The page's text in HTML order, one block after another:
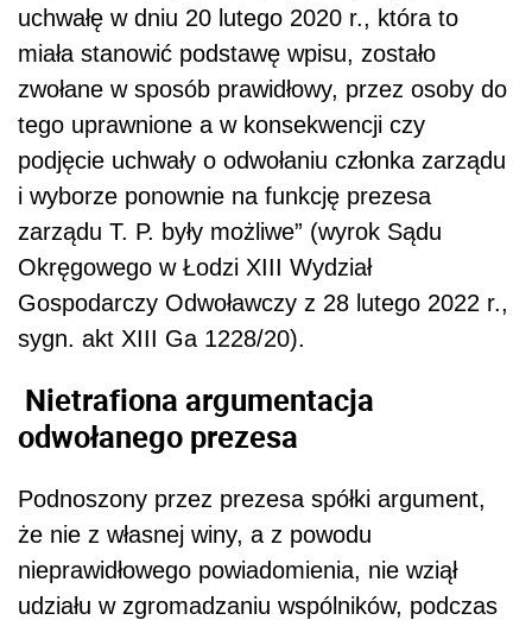
uchwałę w dniu 20 lutego 2020 r., która to
miała stanowić podstawę wpisu, zostało
zwołane w sposób prawidłowy, przez osoby do
tego uprawnione a w konsekwencji czy
podjęcie uchwały o odwołaniu członka zarządu
i wyborze ponownie na funkcję prezesa
zarządu T. P. były możliwe” (wyrok Sądu
Okręgowego w Łodzi XIII Wydział
Gospodarczy Odwoławczy z 28 lutego 2022 r.,
sygn. akt XIII Ga 1228/20).
Nietrafiona argumentacja
odwołanego prezesa
Podnoszony przez prezesa spółki argument,
że nie z własnej winy, a z powodu
nieprawidłowego powiadomienia, nie wziął
udziału w zgromadzaniu wspólników, podczas